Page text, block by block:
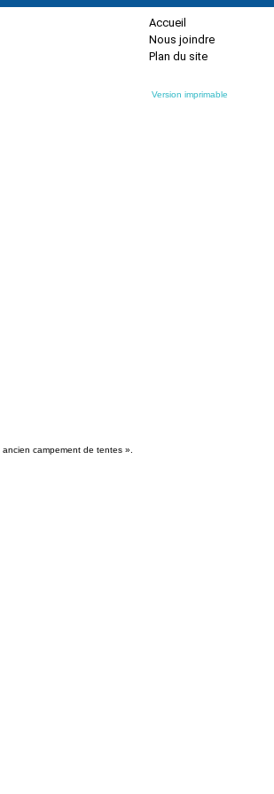
Accueil
Nous joindre
Plan du site
Version imprimable
ancien campement de tentes ».